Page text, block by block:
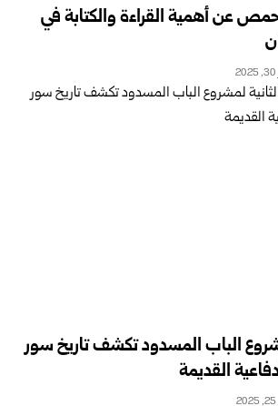
عن أهمية القراءة والكتابة في
الباب المسدود تكشف تاريخ سور
القديمة